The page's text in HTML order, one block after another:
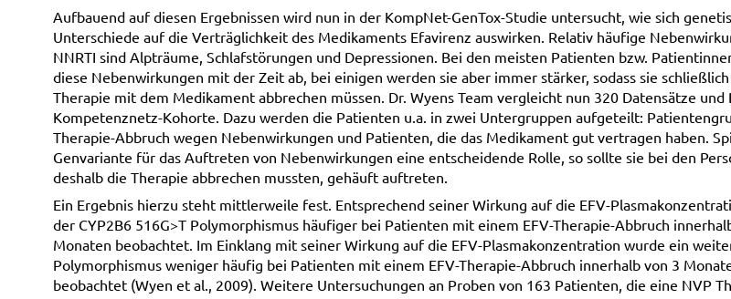
Aufbauend auf diesen Ergebnissen wird nun in der KompNet-GenTox-Studie untersucht, wie sich
Unterschiede auf die Verträglichkeit des Medikaments Efavirenz auswirken. Relativ häufige
NNRTI sind Alpträume, Schlafstörungen und Depressionen. Bei den meisten Patienten bzw.
diese Nebenwirkungen mit der Zeit ab, bei einigen werden sie aber immer stärker, sodass sie
Therapie mit dem Medikament abbrechen müssen. Dr. Wyens Team vergleicht nun 320 Datensätze und
Kompetenznetz-Kohorte. Dazu werden die Patienten u.a. in zwei Untergruppen aufgeteilt:
Therapie-Abbruch wegen Nebenwirkungen und Patienten, die das Medikament gut vertragen haben.
Genvariante für das Auftreten von Nebenwirkungen eine entscheidende Rolle, so sollte sie bei den
deshalb die Therapie abbrechen mussten, gehäuft auftreten.
Ein Ergebnis hierzu steht mittlerweile fest. Entsprechend seiner Wirkung auf die EFV-
der CYP2B6 516G>T Polymorphismus häufiger bei Patienten mit einem EFV-Therapie-Abbruch
Monaten beobachtet. Im Einklang mit seiner Wirkung auf die EFV-Plasmakonzentration wurde ein
Polymorphismus weniger häufig bei Patienten mit einem EFV-Therapie-Abbruch innerhalb von 3
beobachtet (Wyen et al., 2009). Weitere Untersuchungen an Proben von 163 Patienten, die eine NVP